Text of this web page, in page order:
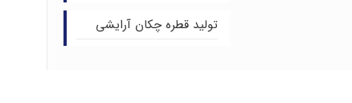
تولید قطره چکان آرایشی